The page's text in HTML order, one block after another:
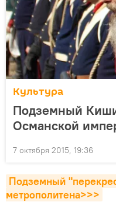
Культура
Подземный
Османской
7 октября 2015, 19:36
Подземный
метрополитена>>>